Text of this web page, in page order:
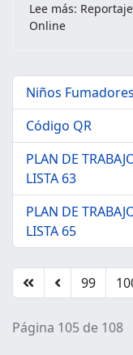
Lee más:
Online
Niños Fumadores
Código QR
PLAN DE
LISTA 63
PLAN DE
LISTA 65
99
Página 105 de 108